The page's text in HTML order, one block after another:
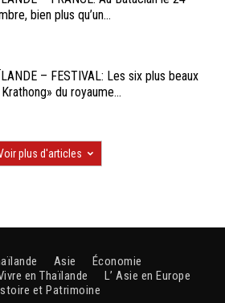
bien plus qu’un...
– FESTIVAL: Les six plus beaux
du royaume...
plus d'articles
Asie
Économie
en Thaïlande
L’ Asie en Europe
et Patrimoine